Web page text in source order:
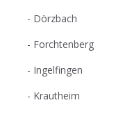
Dörzbach
Forchtenberg
Ingelfingen
Krautheim